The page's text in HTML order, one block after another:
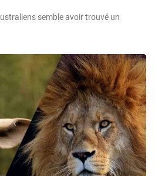
semble avoir trouvé un